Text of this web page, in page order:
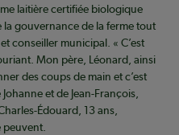
laitière certifiée biologique
la gouvernance de la ferme tout
conseiller municipal. « C’est
Mon père, Léonard, ainsi
des coups de main et c’est
et de Jean-François,
Édouard, 13 ans,
peuvent.